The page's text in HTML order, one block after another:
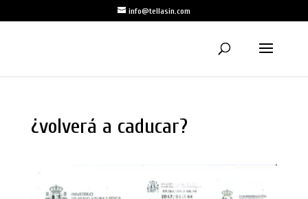
info@tellasin.com
¿volverá a caducar?